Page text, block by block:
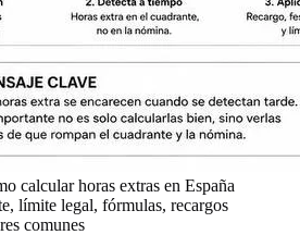
calcular horas extras en España
límite legal, fórmulas, recargos
comunes